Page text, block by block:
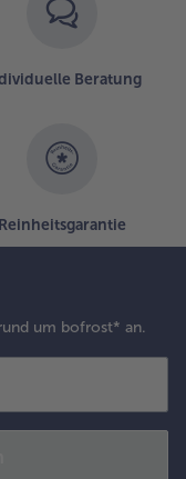
Beratung
Reinheitsgarantie
um bofrost* an.